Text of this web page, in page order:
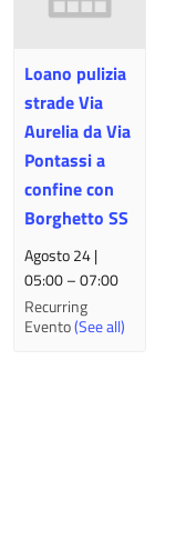
Loano pulizia
strade Via
Aurelia da Via
Pontassi a
confine con
Borghetto SS
Agosto 24 |
05:00–07:00
Recurring
Evento(See all)